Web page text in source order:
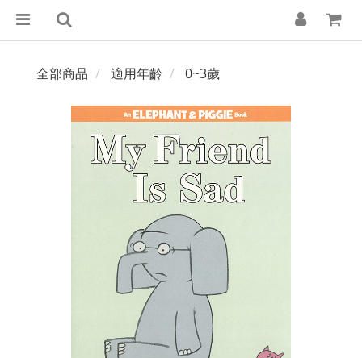
全部商品 適用年齡 0~3歲